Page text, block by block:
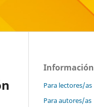
Información
Para lectores/as
Para autores/as